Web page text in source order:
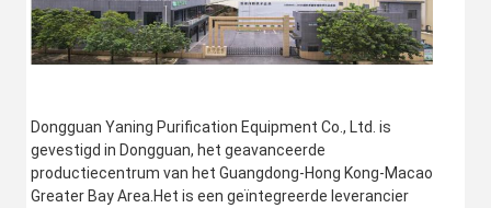
Dongguan Yaning Purification Equipment Co., Ltd. is
gevestigd in Dongguan, het geavanceerde
productiecentrum van het Guangdong-Hong Kong-Macao
Greater Bay Area.Het is een geïntegreerde leverancier